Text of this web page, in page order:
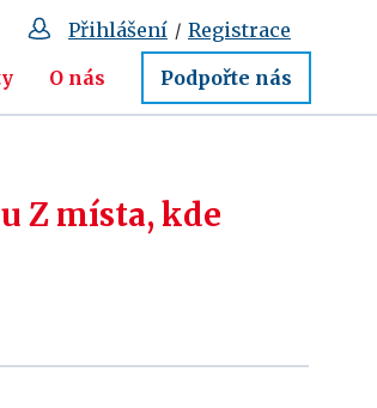
O nás Podpořte nás
Přihlášení / Registrace
Z místa, kde